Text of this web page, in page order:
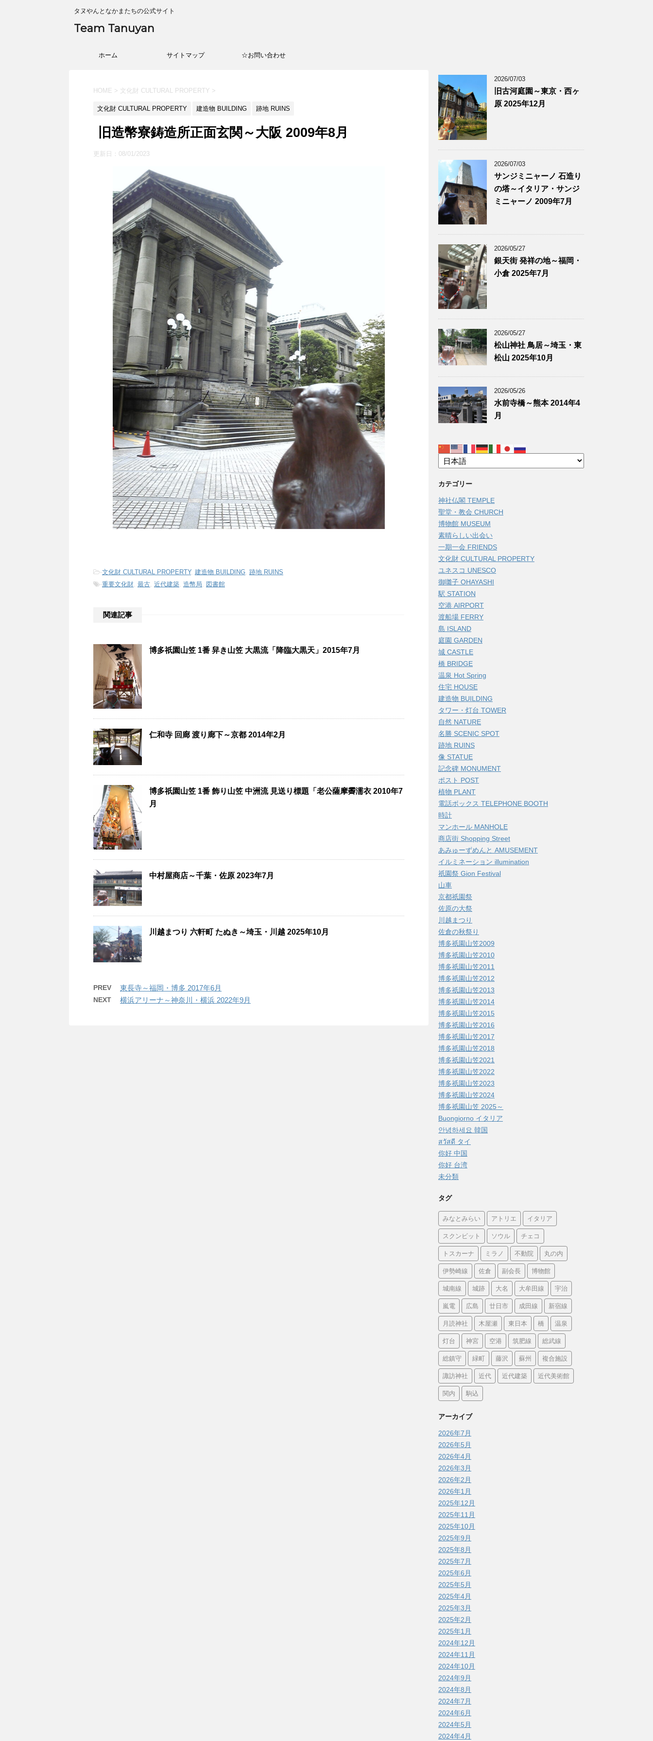
タヌやんとなかまたちの公式サイト
Team Tanuyan
ホーム サイトマップ ☆お問い合わせ
HOME > 文化財 CULTURAL PROPERTY >
文化財 CULTURAL PROPERTY 建造物 BUILDING 跡地 RUINS
旧造幣寮鋳造所正面玄関～大阪 2009年8月
更新日： 08/01/2023
-文化財 CULTURAL PROPERTY, 建造物 BUILDING 跡地 RUINS
-重要文化財 最古 近代建築 造幣局 図書館
関連記事
博多祇園山笠 1番 舁き山笠 大黒流「降臨大黒天」2015年7月
仁和寺 回廊 渡り廊下～京都 2014年2月
博多祇園山笠 1番 飾り山笠 中洲流 見送り標題「老公薩摩霽濡衣 2010年7
月
中村屋商店～千葉・佐原 2023年7月
川越まつり 六軒町 たぬき～埼玉・川越 2025年10月
PREV 東長寺～福岡・博多 2017年6月
NEXT 横浜アリーナ～神奈川・横浜 2022年9月
2026/07/03
旧古河庭園～東京・西ヶ
原 2025年12月
2026/07/03
サンジミニャーノ 石造り
の塔～イタリア・サンジ
ミニャーノ 2009年7月
2026/05/27
銀天街 発祥の地～福岡・
小倉 2025年7月
2026/05/27
松山神社 鳥居～埼玉・東
松山 2025年10月
2026/05/26
水前寺橋～熊本 2014年4
月
カテゴリー
神社仏閣 TEMPLE
聖堂・教会 CHURCH
博物館 MUSEUM
素晴らしい出会い
一期一会 FRIENDS
文化財 CULTURAL PROPERTY
ユネスコ UNESCO
御囃子 OHAYASHI
駅 STATION
空港 AIRPORT
渡船場 FERRY
島 ISLAND
庭園 GARDEN
城 CASTLE
橋 BRIDGE
温泉 Hot Spring
住宅 HOUSE
建造物 BUILDING
タワー・灯台 TOWER
自然 NATURE
名勝 SCENIC SPOT
跡地 RUINS
像 STATUE
記念碑 MONUMENT
ポスト POST
植物 PLANT
電話ボックス TELEPHONE BOOTH
時計
マンホール MANHOLE
商店街 Shopping Street
あみゅーずめんと AMUSEMENT
イルミネーション illumination
祇園祭 Gion Festival
山車
京都祇園祭
佐原の大祭
川越まつり
佐倉の秋祭り
博多祇園山笠2009
博多祇園山笠2010
博多祇園山笠2011
博多祇園山笠2012
博多祇園山笠2013
博多祇園山笠2014
博多祇園山笠2015
博多祇園山笠2016
博多祇園山笠2017
博多祇園山笠2018
博多祇園山笠2021
博多祇園山笠2022
博多祇園山笠2023
博多祇園山笠2024
博多祇園山笠 2025～
Buongiorno イタリア
안녕하세요 韓国
สวัสดี タイ
你好 中国
你好 台湾
未分類
タグ
みなとみらい アトリエ イタリア
スクンビット ソウル チェコ
トスカーナ ミラノ 不動院 丸の内
伊勢崎線 佐倉 副会長 博物館
城南線 城跡 大名 大牟田線 宇治
嵐電 広島 廿日市 成田線 新宿線
月読神社 木屋瀬 東日本 橋 温泉
灯台 神宮 空港 筑肥線 総武線
総鎮守 緑町 藤沢 蘇州 複合施設
諏訪神社 近代 近代建築 近代美術館
関内 駒込
アーカイブ
2026年7月
2026年5月
2026年4月
2026年3月
2026年2月
2026年1月
2025年12月
2025年11月
2025年10月
2025年9月
2025年8月
2025年7月
2025年6月
2025年5月
2025年4月
2025年3月
2025年2月
2025年1月
2024年12月
2024年11月
2024年10月
2024年9月
2024年8月
2024年7月
2024年6月
2024年5月
2024年4月